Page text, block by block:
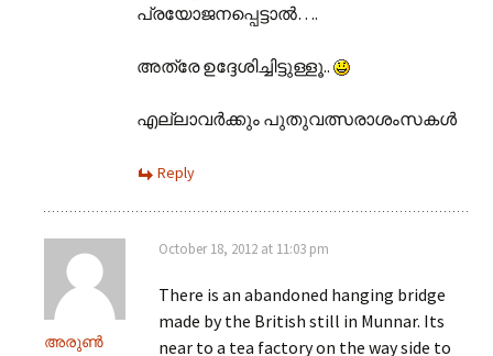
പ്രയോജനപ്പെട്ടാല്‍….
അത്രേ ഉദ്ദേശിച്ചിട്ടുള്ളൂ..
എല്ലാവര്‍ക്കും പുതുവത്സരാശംസകള്‍
Reply
അരുണ്‍
October 18, 2012 at 11:03 pm
There is an abandoned hanging bridge
made by the British still in Munnar. Its
near to a tea factory on the way side to